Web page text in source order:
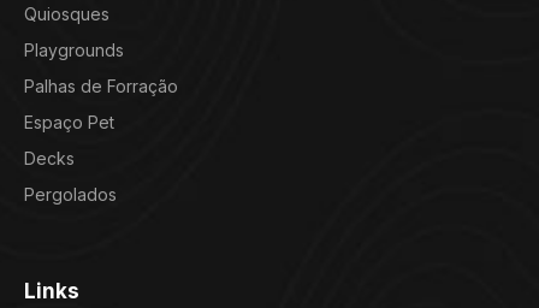
Quiosques
Playgrounds
Palhas de Forração
Espaço Pet
Decks
Pergolados
Links